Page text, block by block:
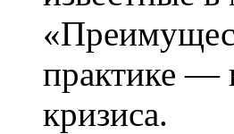
практике —
кризиса.